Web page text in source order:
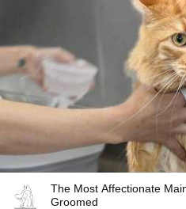
The Most Affectionate
Groomed